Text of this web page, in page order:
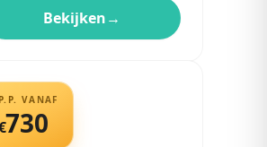
Bekijken→
P.P. VANAF
730